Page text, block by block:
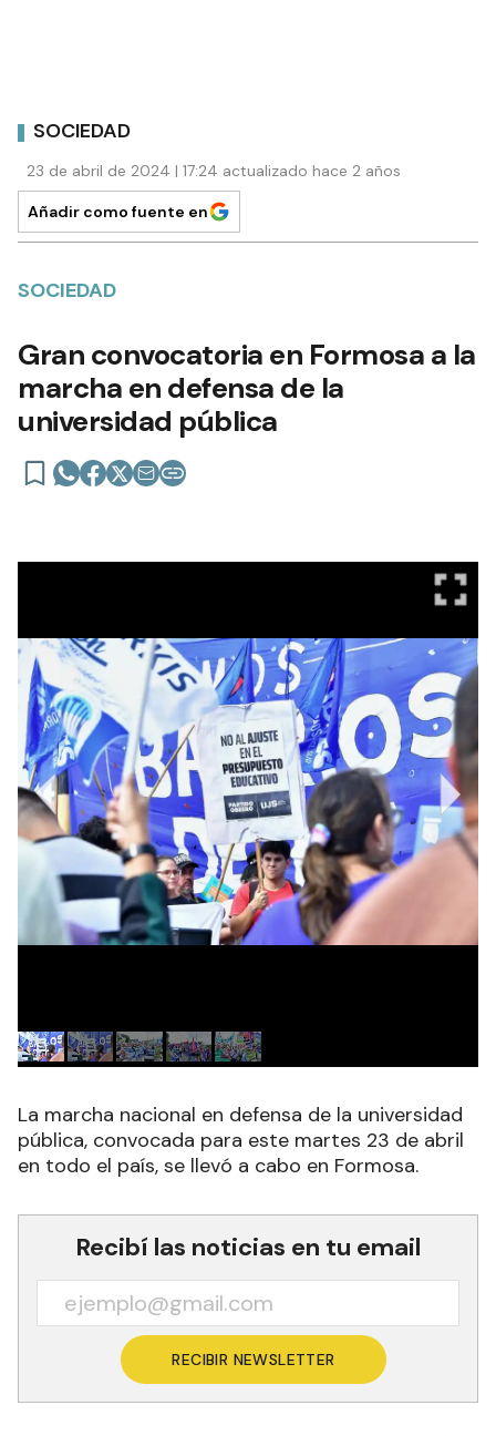
SOCIEDAD
23 de abril de 2024 | 17:24 actualizado hace 2 años
Añadir como fuente en
SOCIEDAD
Gran convocatoria en Formosa a la
marcha en defensa de la
universidad pública
La marcha nacional en defensa de la universidad
pública, convocada para este martes 23 de abril
en todo el país, se llevó a cabo en Formosa.
Recibí las noticias en tu email
RECIBIR NEWSLETTER